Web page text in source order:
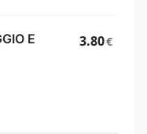
E
3.80€